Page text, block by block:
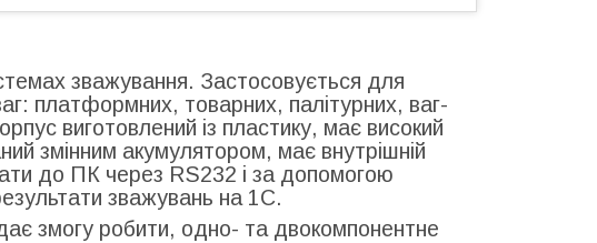
зважування. Застосовується для
платформних, товарних, палітурних, ваг-
виготовлений із пластику, має високий
змінним акумулятором, має внутрішній
до ПК через RS232 і за допомогою
зважувань на 1С.
змогу робити, одно- та двокомпонентне